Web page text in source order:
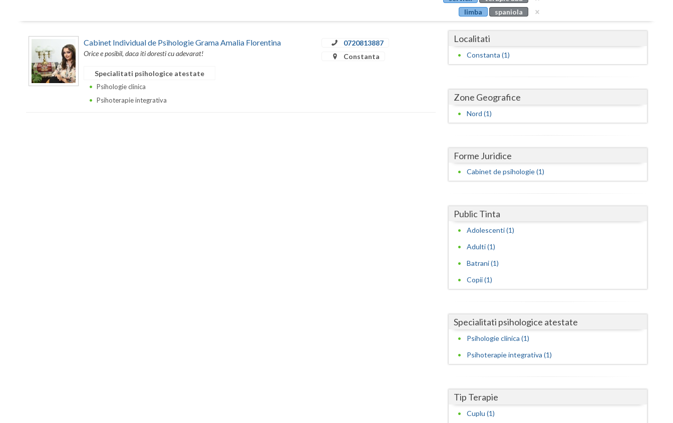
Buzau
Cluj
Covasna
Dambovita
Dolj
Galati
Gorj
Maramures
Mures
Olt
limba
spaniola
Cabinet Individual de Psihologie Grama Amalia Florentina
Orice e posibil, daca iti doresti cu adevarat!
0720813887
Constanta
Specialitati psihologice atestate
Psihologie clinica
Psihoterapie integrativa
Localitati
Constanta (1)
Zone Geografice
Nord (1)
Forme Juridice
Cabinet de psihologie (1)
Public Tinta
Adolescenti (1)
Adulti (1)
Batrani (1)
Copii (1)
Specialitati psihologice atestate
Psihologie clinica (1)
Psihoterapie integrativa (1)
Tip Terapie
Cuplu (1)